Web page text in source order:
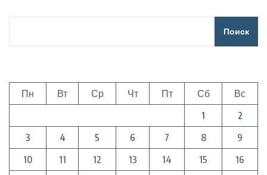
Поиск
Пн Вт Ср Чт Пт Сб
Вс
1
2
3
4 5 6 7 8
9
10
11 12 13 14 15 16